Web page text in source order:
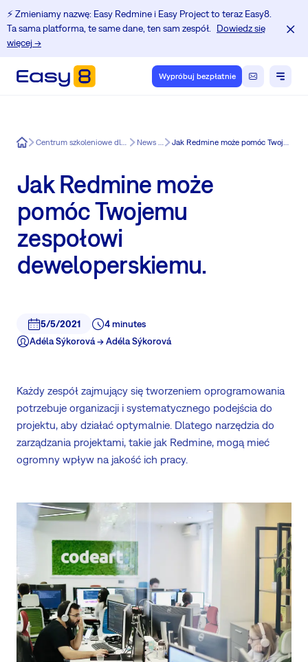
⚡️ Zmieniamy nazwę: Easy Redmine i Easy Project to teraz Easy8.
Ta sama platforma, te same dane, ten sam zespół.
Dowiedz się
więcej →
Wypróbuj bezpłatnie
Easy8 Centrum szkoleniowe dla użytkowników Redmine. News in Easy8 Jak Redmine może pomóc Twojemu zespołowi deweloperskiemu.
Jak Redmine może
pomóc Twojemu
zespołowi
deweloperskiemu.
5/5/2021
4 minutes
Adéla Sýkorová -> Adéla Sýkorová
Każdy zespół zajmujący się tworzeniem oprogramowania
potrzebuje organizacji i systematycznego podejścia do
projektu, aby działać optymalnie. Dlatego narzędzia do
zarządzania projektami, takie jak Redmine, mogą mieć
ogromny wpływ na jakość ich pracy.